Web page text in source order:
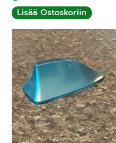
Lisää Ostoskoriin